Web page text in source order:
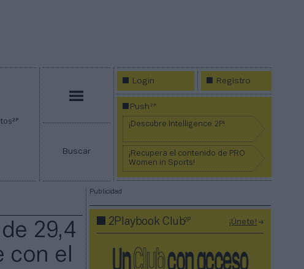
2P
Buscar
Login Registro
Push2P
¡Descubre Intelligence 2P!
¡Recupera el contenido de PRO
Women in Sports!
29,4
con el
Publicidad
2Playbook Club2P ¡Únete!